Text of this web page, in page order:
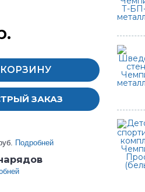
ЗАКАЗ
Подробней